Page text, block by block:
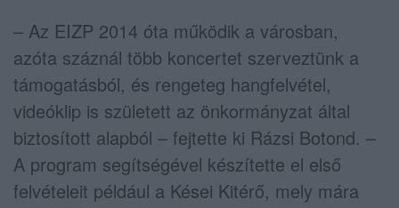
– Az EIZP 2014 óta működik a városban,
azóta száznál több koncertet szerveztünk a
támogatásból, és rengeteg hangfelvétel,
videóklip is született az önkormányzat által
biztosított alapból – fejtette ki Rázsi Botond. –
A program segítségével készítette el első
felvételeit például a Kései Kitérő, mely mára